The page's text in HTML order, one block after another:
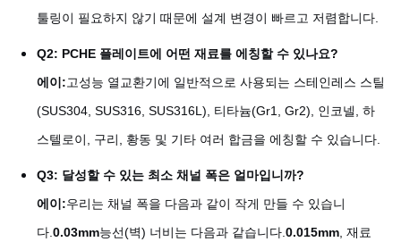
툴링이 필요하지 않기 때문에 설계 변경이 빠르고 저렴합니다.
Q2: PCHE 플레이트에 어떤 재료를 에칭할 수 있나요?
에이:고성능 열교환기에 일반적으로 사용되는 스테인레스 스틸
(SUS304, SUS316, SUS316L), 티타늄(Gr1, Gr2), 인코넬, 하
스텔로이, 구리, 황동 및 기타 여러 합금을 에칭할 수 있습니다.
Q3: 달성할 수 있는 최소 채널 폭은 얼마입니까?
에이:우리는 채널 폭을 다음과 같이 작게 만들 수 있습니
다. 0.03mm능선(벽) 너비는 다음과 같습니다. 0.015mm , 재료